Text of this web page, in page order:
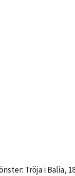
Tröja i Balia,